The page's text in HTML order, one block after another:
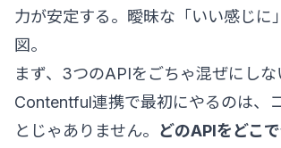
力が安定する。曖昧な「いい感じに
図。
まず、3つのAPIをごちゃ混ぜにしな
Contentful連携で最初にやるのは、
とじゃありません。 どのAPIをどこ